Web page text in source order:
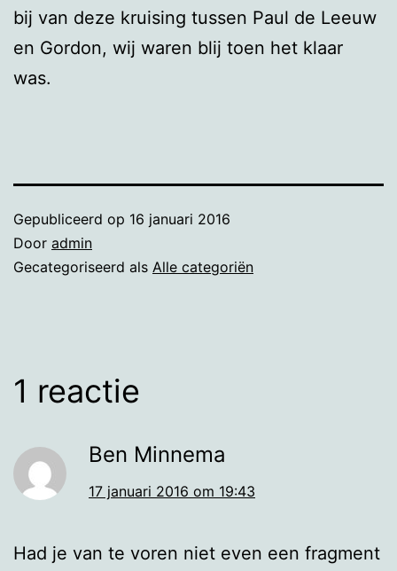
bij van deze kruising tussen Paul de Leeuw
en Gordon, wij waren blij toen het klaar
was.
Gepubliceerd op 16 januari 2016
Door admin
Gecategoriseerd als Alle categoriën
1 reactie
Ben Minnema
17 januari 2016 om 19:43
Had je van te voren niet even een fragment